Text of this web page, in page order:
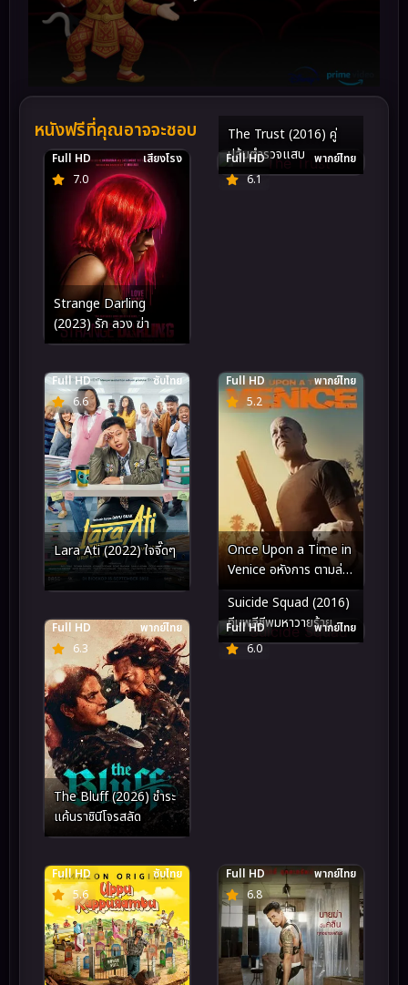
หนังฟรีที่คุณอาจจะชอบ
7.0
Full HD เสียงโรง
Strange Darling
(2023) รัก ลวง ฆ่า
6.1
Full HD พากย์ไทย
The Trust (2016) คู่
ปล้นตำรวจแสบ
6.6
Full HD ซับไทย
Lara Ati (2022) ใจจี๊ดๆ
5.2
Full HD พากย์ไทย
Once Upon a Time in
Venice อหังการ ตามล่า
กลางกรุงเวนิส (2017)
6.3
Full HD พากย์ไทย
The Bluff (2026) ชำระ
แค้นราชินีโจรสลัด
6.0
Full HD พากย์ไทย
Suicide Squad (2016)
ทีมพลีชีพมหาวายร้าย
5.6
Full HD ซับไทย
6.8
Full HD พากย์ไทย